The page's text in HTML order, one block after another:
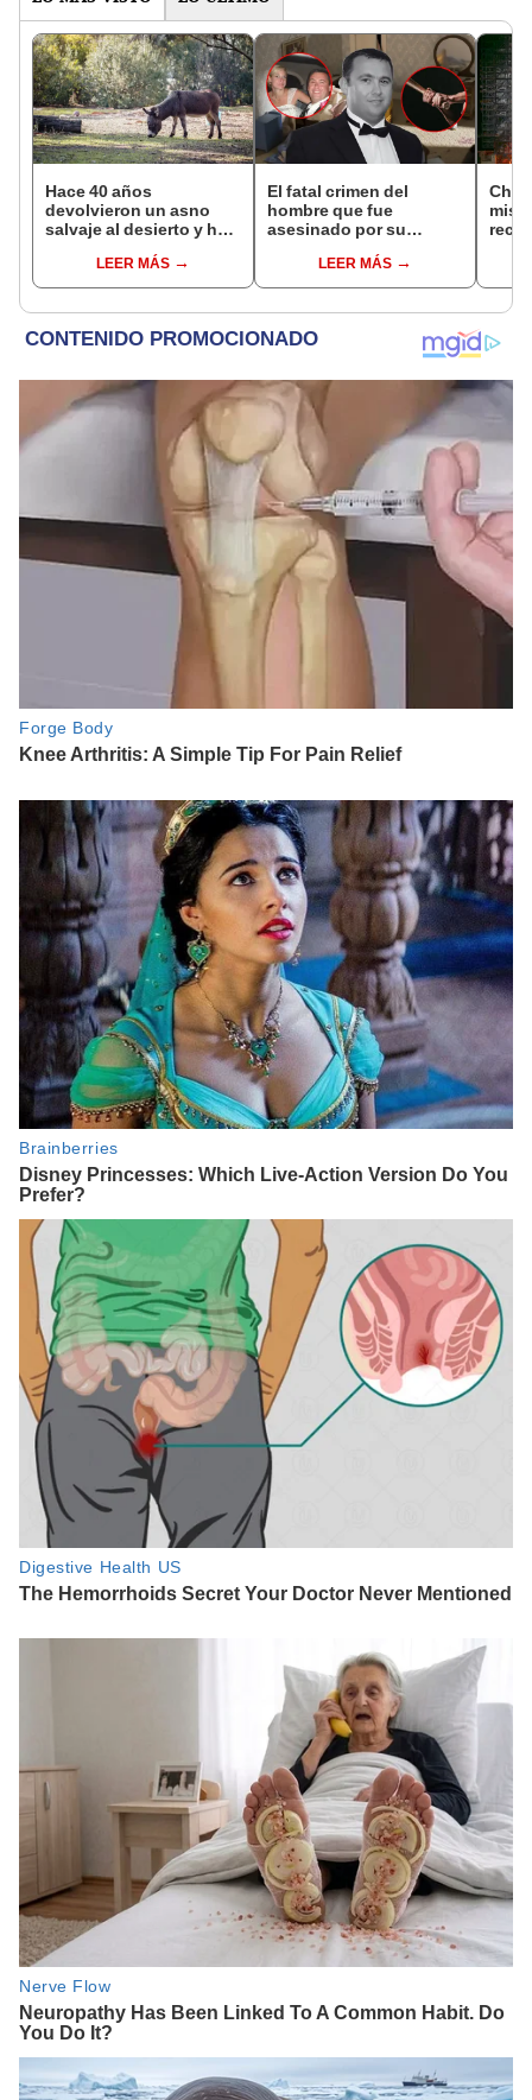
Hace 40 años
devolvieron un asno
salvaje al desierto y hoy
reforestar el ecosistema
de forma natural
LEER MÁS
El fatal crimen del
hombre que fue
asesinado por su
mientras dormía: caso
escandalizó a EE.UU. e
LEER MÁS